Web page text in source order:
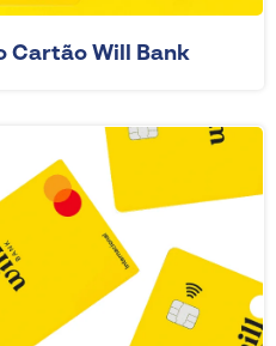
Cartão Will Bank